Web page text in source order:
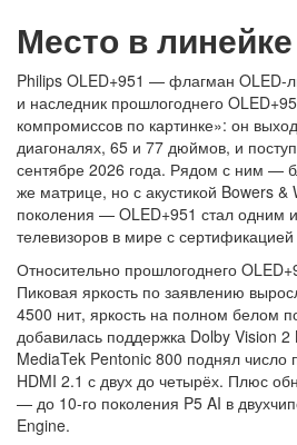
Место в линейке
Philips OLED+951 — флагман OLED-
и наследник прошлогоднего
компромиссов по картинке»: он
диагоналях, 65 и 77 дюймов, и
сентябре 2026 года. Рядом с ним —
же матрице, но с акустикой Bowers &
поколения — OLED+951 стал одним
телевизоров в мире с
Относительно прошлогоднего
Пиковая яркость по заявлению
4500 нит, яркость на полном белом
добавилась поддержка Dolby Vision
MediaTek Pentonic 800 поднял число
HDMI 2.1 с двух до четырёх. Плюс
— до 10-го поколения P5 AI в
Engine.